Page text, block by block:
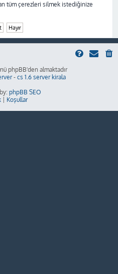
tüm çerezleri silmek istediğinize
phpBB'den almaktadır
- cs 1.6 server kirala
phpBB SEO
Koşullar